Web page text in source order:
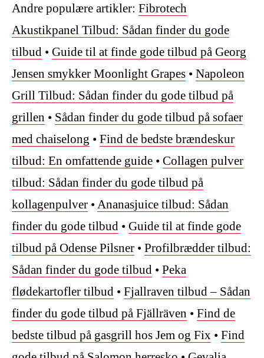
Andre populære artikler: Fibrotech
Akustikpanel Tilbud: Sådan finder du gode
tilbud • Guide til at finde gode tilbud på Georg
Jensen smykker Moonlight Grapes • Napoleon
Grill Tilbud: Sådan finder du gode tilbud på
grillen • Sådan finder du gode tilbud på sofaer
med chaiselong • Find de bedste brændeskur
tilbud: En omfattende guide • Collagen pulver
tilbud: Sådan finder du gode tilbud på
kollagenpulver •Ananasjuice tilbud: Sådan
finder du gode tilbud • Guide til at finde gode
tilbud på Odense Pilsner • Profilbrædder tilbud:
Sådan finder du gode tilbud • Peka
flødekartofler tilbud • Fjallraven tilbud – Sådan
finder du gode tilbud på Fjällräven • Find de
bedste tilbud på gasgrill hos Jem og Fix • Find